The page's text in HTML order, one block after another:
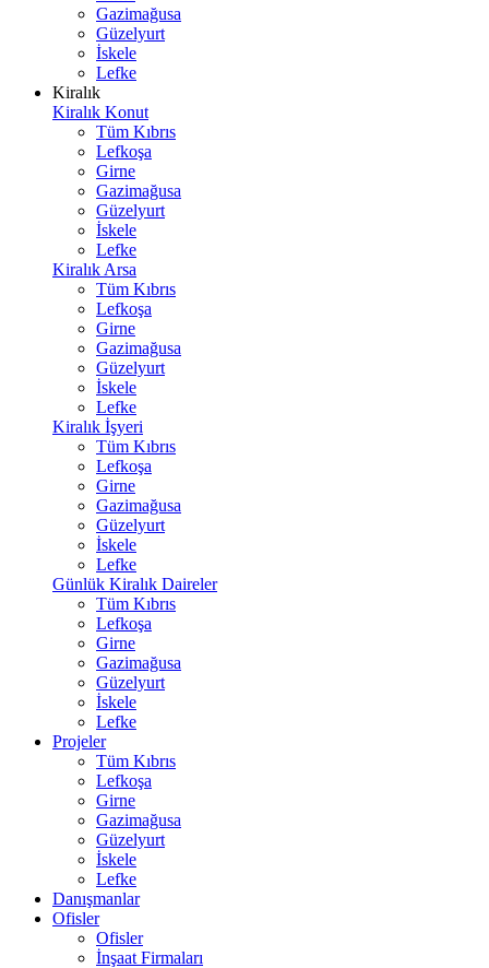
Gazimağusa
Güzelyurt
İskele
Lefke
Kiralık
Kiralık Konut
Tüm Kıbrıs
Lefkoşa
Girne
Gazimağusa
Güzelyurt
İskele
Lefke
Kiralık Arsa
Tüm Kıbrıs
Lefkoşa
Girne
Gazimağusa
Güzelyurt
İskele
Lefke
Kiralık İşyeri
Tüm Kıbrıs
Lefkoşa
Girne
Gazimağusa
Güzelyurt
İskele
Lefke
Günlük Kiralık Daireler
Tüm Kıbrıs
Lefkoşa
Girne
Gazimağusa
Güzelyurt
İskele
Lefke
Projeler
Tüm Kıbrıs
Lefkoşa
Girne
Gazimağusa
Güzelyurt
İskele
Lefke
Danışmanlar
Ofisler
Ofisler
İnşaat Firmaları